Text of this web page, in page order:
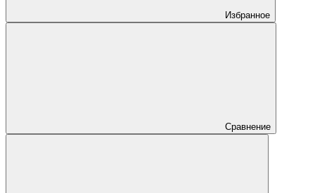
Избранное
Сравнение